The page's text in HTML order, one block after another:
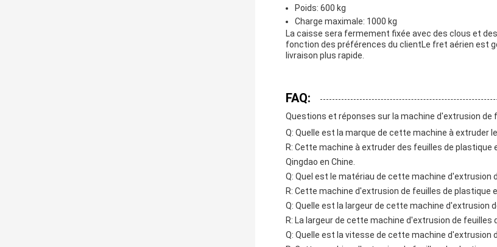
Poids: 600 kg
Charge maximale: 1000 kg
La caisse sera fermement fixée avec des clous et
fonction des préférences du clientLe fret aérien est
livraison plus rapide.
FAQ:
Questions et réponses sur la machine d'extrusion de
Q: Quelle est la marque de cette machine à extruder
R: Cette machine à extruder des feuilles de
Qingdao en Chine.
Q: Quel est le matériau de cette machine d'extrusion
R: Cette machine d'extrusion de feuilles de
Q: Quelle est la largeur de cette machine d'extrusion
R: La largeur de cette machine d'extrusion de feuilles
Q: Quelle est la vitesse de cette machine d'extrusion